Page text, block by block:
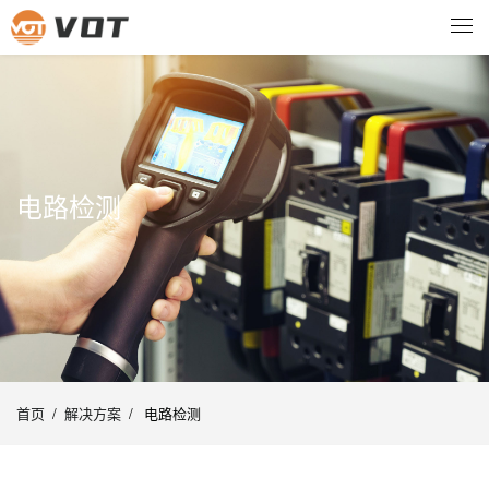
电路检测
首页 / 解决方案 / 电路检测